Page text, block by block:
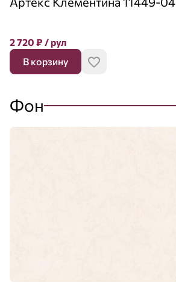
2 720 ₽ / рул
В корзину
Фон